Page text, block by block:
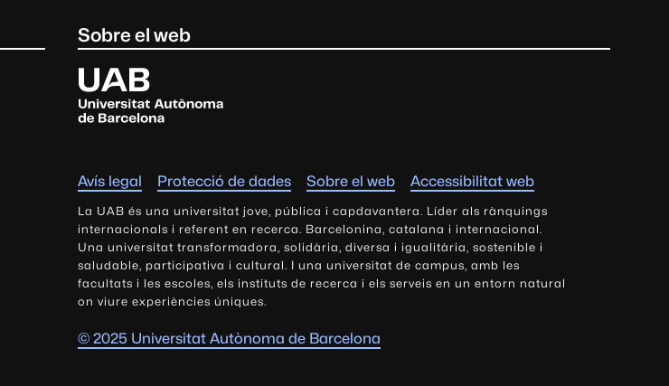
Sobre el web
U
n
i
s
i
t
a
t
A
u
t
ò
Avís legal Protecció de dades Sobre el web Accessibilitat web
La UAB és una universitat jove, pública i capdavantera. Líder als rànquings
internacionals i referent en recerca. Barcelonina, catalana i internacional.
Una universitat transformadora, solidària, diversa i igualitària, sostenible i
saludable, participativa i cultural. I una universitat de campus, amb les
facultats i les escoles, els instituts de recerca i els serveis en un entorn natural
on viure experiències úniques.
© 2025 Universitat Autònoma de Barcelona